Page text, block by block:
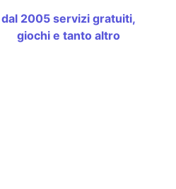
dal 2005 servizi gratuiti,
giochi e tanto altro